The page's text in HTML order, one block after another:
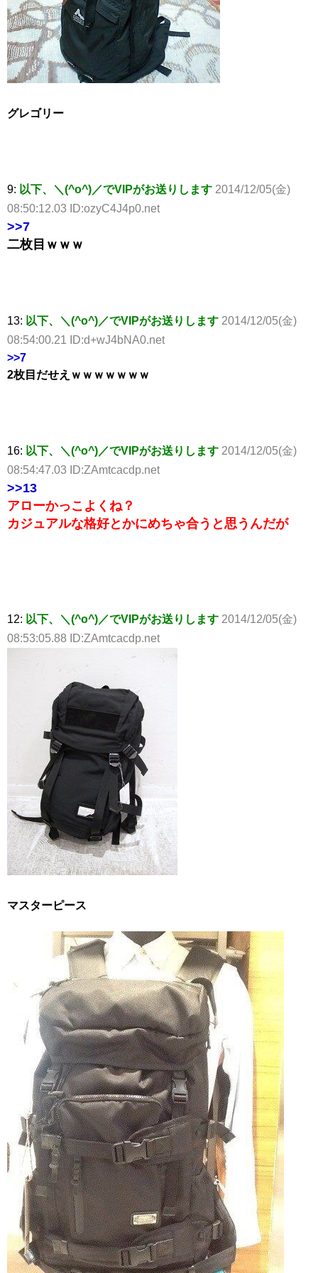
グレゴリー
9: 以下、＼(^o^)／でVIPがお送りします 2014/12/05(金)
08:50:12.03 ID:ozyC4J4p0.net
>>7
二枚目ｗｗｗ
13: 以下、＼(^o^)／でVIPがお送りします 2014/12/05(金)
08:54:00.21 ID:d+wJ4bNA0.net
>>7
2枚目だせえｗｗｗｗｗｗｗ
16: 以下、＼(^o^)／でVIPがお送りします 2014/12/05(金)
08:54:47.03 ID:ZAmtcacdp.net
>>13
アローかっこよくね？
カジュアルな格好とかにめちゃ合うと思うんだが
12: 以下、＼(^o^)／でVIPがお送りします 2014/12/05(金)
08:53:05.88 ID:ZAmtcacdp.net
マスターピース